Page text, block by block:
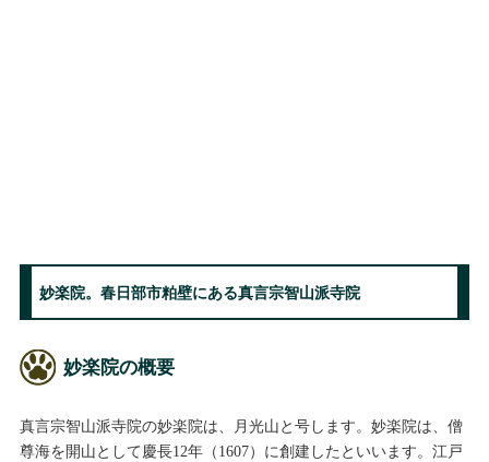
妙楽院。春日部市粕壁にある真言宗智山派寺院
妙楽院の概要
真言宗智山派寺院の妙楽院は、月光山と号します。妙楽院は、僧
尊海を開山として慶長12年（1607）に創建したといいます。江戸